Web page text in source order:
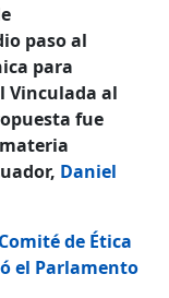
paso al
para
Vinculada al
fue
Daniel
de Ética
el Parlamento